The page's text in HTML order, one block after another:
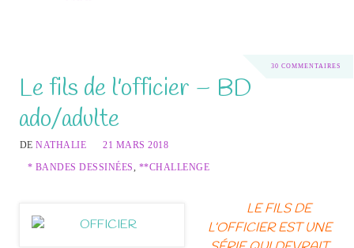
30 COMMENTAIRES
Le fils de l’officier – BD
ado/adulte
DENATHALIE
21 MARS 2018
* BANDES DESSINÉES, **CHALLENGE
LE FILS DE
L’OFFICIER EST UNE